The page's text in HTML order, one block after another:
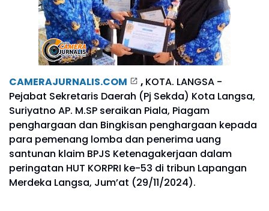
CAMERAJURNALIS.COM , KOTA. LANGSA -
Pejabat Sekretaris Daerah (Pj Sekda) Kota Langsa,
Suriyatno AP. M.SP seraikan Piala, Piagam
penghargaan dan Bingkisan penghargaan kepada
para pemenang lomba dan penerima uang
santunan klaim BPJS Ketenagakerjaan dalam
peringatan HUT KORPRI ke-53 di tribun Lapangan
Merdeka Langsa, Jum’at (29/11/2024).